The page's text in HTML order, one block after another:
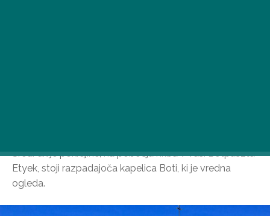
Sredi divje pokrajine, na pobočju hriba v vasi Botpuszta
Etyek, stoji razpadajoča kapelica Boti, ki je vredna
ogleda.